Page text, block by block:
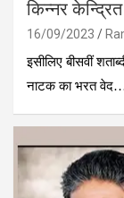
किन्नर
16/09/2023
इसीलिए बीसवीं
नाटक का भरत